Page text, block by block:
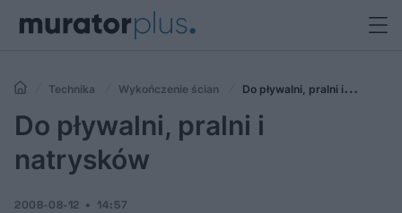
Technika Wykończenie ścian
Do pływalni, pralni i
natrysków
Do pływalni, pralni i
natrysków
2008-08-12 14:57